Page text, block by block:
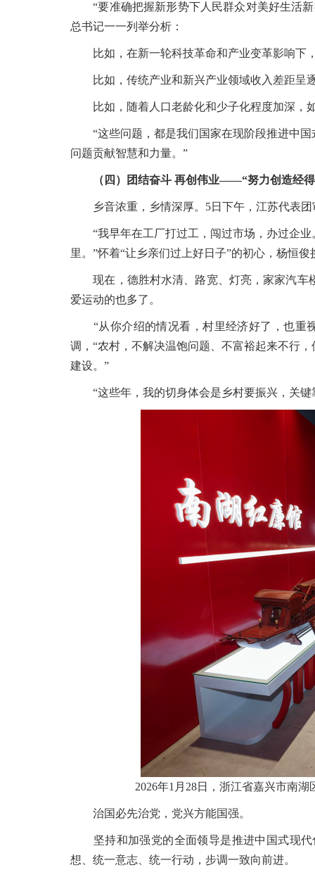
“要准确把握新形势下人民群众对美好生活新
总书记一一列举分析：
比如，在新一轮科技革命和产业变革影响下，
比如，传统产业和新兴产业领域收入差距呈
比如，随着人口老龄化和少子化程度加深，
“这些问题，都是我们国家在现阶段推进中国
问题贡献智慧和力量。”
（四）团结奋斗 再创伟业——“努力创造经
乡音浓重，乡情深厚。5日下午，江苏代表团
“我早年在工厂打过工，闯过市场，办过企业
里。”怀着“让乡亲们过上好日子”的初心，杨恒
现在，德胜村水清、路宽、灯亮，家家汽车
爱运动的也多了。
“从你介绍的情况看，村里经济好了，也重视
调，“农村，不解决温饱问题、不富裕起来不行
建设。”
“这些年，我的切身体会是乡村要振兴，关键
2026年1月28日，浙江省嘉兴市南
治国必先治党，党兴方能国强。
坚持和加强党的全面领导是推进中国式现代
想、统一意志、统一行动，步调一致向前进。